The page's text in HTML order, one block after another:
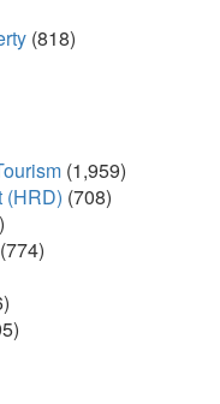
(818)
(1,959)
(HRD) (708)
(774)